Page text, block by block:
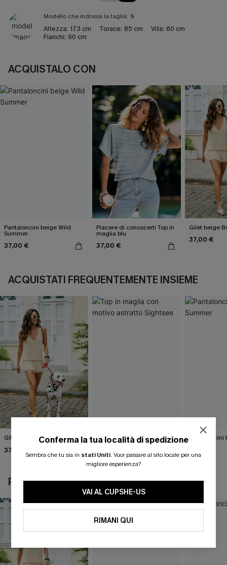
Modello che indossa la taglia: S
Altezza: 173 cm Torace: 85 cm Vita: 60 cm
Fianchi: 90 cm
ACQUISTALO CON
Pantaloncini beige Wild
Summer
37,00 €
Piacere di conoscerti Top in
maglia blu
37,00 €
Gilet beige
37,00 €
ACQUISTATI FREQUENTEMENTE INSIEME
Gilet beige Break the Ice
37,00 €
Top in maglia con motivo
astratto Sightsee
40,00 € 37,00 €
POTREBBE INTERESSARTI ANCHE
Conferma la tua località di spedizione
Sembra che tu sia in stati Uniti. Vuoi passare al sito locale per una
migliore esperienza?
VAI AL CUPSHE-US
RIMANI QUI